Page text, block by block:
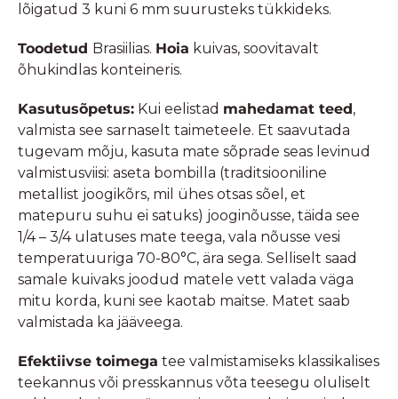
lõigatud 3 kuni 6 mm suurusteks tükkideks.
Toodetud Brasiilias. Hoia kuivas, soovitavalt
õhukindlas konteineris.
Kasutusõpetus: Kui eelistad mahedamat teed,
valmista see sarnaselt taimeteele. Et saavutada
tugevam mõju, kasuta mate sõprade seas levinud
valmistusviisi: aseta bombilla (traditsiooniline
metallist joogikõrs, mil ühes otsas sõel, et
matepuru suhu ei satuks) jooginõusse, täida see
1/4 – 3/4 ulatuses mate teega, vala nõusse vesi
temperatuuriga 70-80°C, ära sega. Selliselt saad
samale kuivaks joodud matele vett valada väga
mitu korda, kuni see kaotab maitse. Matet saab
valmistada ka jääveega.
Efektiivse toimega tee valmistamiseks klassikalises
teekannus või presskannus võta teesegu oluliselt